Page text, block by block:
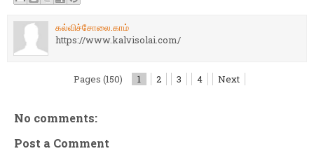
கல்விச்சோலை.காம்
https://www.kalvisolai.com/
Pages (150) 1 2 3 4 Next
No comments:
Post a Comment